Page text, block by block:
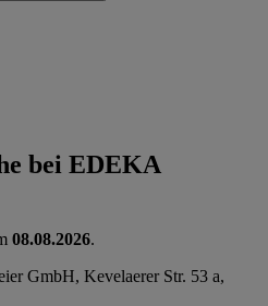
bei EDEKA
08.08.2026.
GmbH, Kevelaerer Str. 53 a,